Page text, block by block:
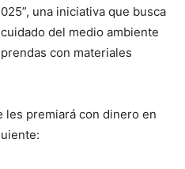
una iniciativa que busca
del medio ambiente
con materiales
les premiará con dinero en